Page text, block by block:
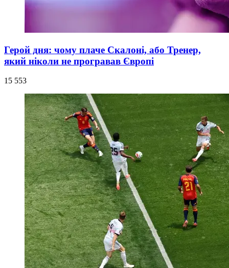
Герой дня: чому плаче Скалоні, або Тренер,
який ніколи не програвав Європі
15 553